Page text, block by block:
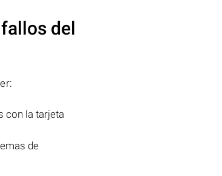
del
con la tarjeta
de